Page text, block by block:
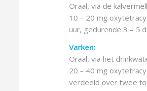
Oraal, via de
10 – 20 mg
uur, gedurende 3 – 5
Varken:
Oraal, via het
20 – 40 mg
verdeeld over twee